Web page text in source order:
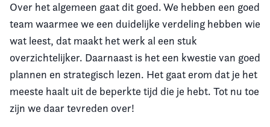
Over het algemeen gaat dit goed. We hebben een goed
team waarmee we een duidelijke verdeling hebben wie
wat leest, dat maakt het werk al een stuk
overzichtelijker. Daarnaast is het een kwestie van goed
plannen en strategisch lezen. Het gaat erom dat je het
meeste haalt uit de beperkte tijd die je hebt. Tot nu toe
zijn we daar tevreden over!